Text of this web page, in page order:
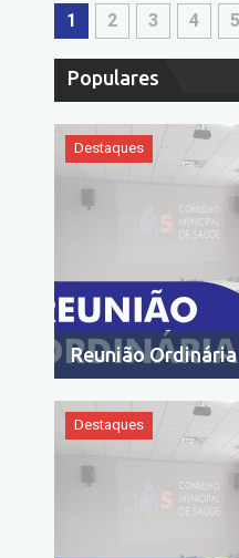
1 2 3 4 5
Populares
Destaques
Reunião
Destaques